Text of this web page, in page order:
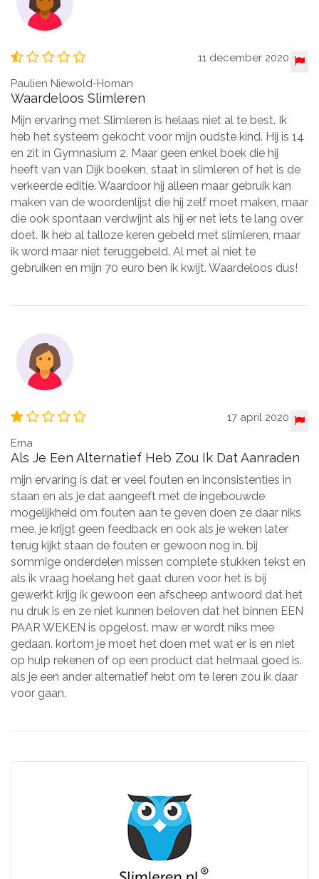
11 december 2020
Paulien Niewold-Homan
Waardeloos Slimleren
Mijn ervaring met Slimleren is helaas niet al te best. Ik
heb het systeem gekocht voor mijn oudste kind. Hij is 14
en zit in Gymnasium 2. Maar geen enkel boek die hij
heeft van van Dijk boeken, staat in slimleren of het is de
verkeerde editie. Waardoor hij alleen maar gebruik kan
maken van de woordenlijst die hij zelf moet maken, maar
die ook spontaan verdwijnt als hij er net iets te lang over
doet. Ik heb al talloze keren gebeld met slimleren, maar
ik word maar niet teruggebeld. Al met al niet te
gebruiken en mijn 70 euro ben ik kwijt. Waardeloos dus!
17 april 2020
Ema
Als Je Een Alternatief Heb Zou Ik Dat Aanraden
mijn ervaring is dat er veel fouten en inconsistenties in
staan en als je dat aangeeft met de ingebouwde
mogelijkheid om fouten aan te geven doen ze daar niks
mee. je krijgt geen feedback en ook als je weken later
terug kijkt staan de fouten er gewoon nog in. bij
sommige onderdelen missen complete stukken tekst en
als ik vraag hoelang het gaat duren voor het is bij
gewerkt krijg ik gewoon een afscheep antwoord dat het
nu druk is en ze niet kunnen beloven dat het binnen EEN
PAAR WEKEN is opgelost. maw er wordt niks mee
gedaan. kortom je moet het doen met wat er is en niet
op hulp rekenen of op een product dat helmaal goed is.
als je een ander alternatief hebt om te leren zou ik daar
voor gaan.